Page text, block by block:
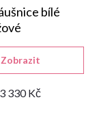
bílé
3 330 Kč
Zobrazit